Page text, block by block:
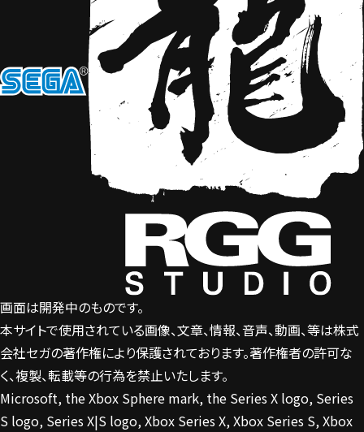
画面は開発中のものです。
本サイトで使用されている画像、文章、情報、音声、動画、等は株式
会社セガの著作権により保護されております。著作権者の許可な
く、複製、転載等の行為を禁止いたします。
Microsoft, the Xbox Sphere mark, the Series X logo, Series
S logo, Series X|S logo, Xbox Series X, Xbox Series S, Xbox